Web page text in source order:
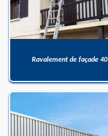
Ravalement de façade 40